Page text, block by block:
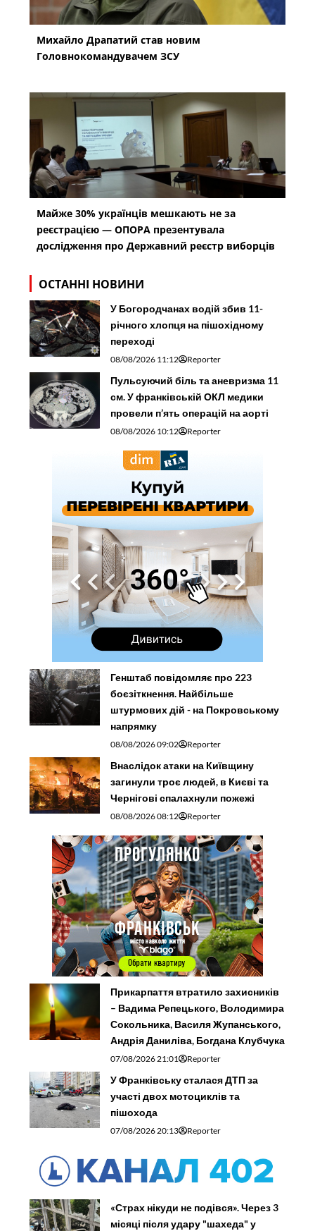
Михайло Драпатий став новим
Головнокомандувачем ЗСУ
Майже 30% українців мешкають не за
реєстрацією — ОПОРА презентувала
дослідження про Державний реєстр виборців
ОСТАННІ НОВИНИ
У Богородчанах водій збив 11-
річного хлопця на пішохідному
переході
08/08/2026 11:12 Reporter
Пульсуючий біль та аневризма 11
см. У франківській ОКЛ медики
провели п’ять операцій на аорті
08/08/2026 10:12 Reporter
Генштаб повідомляє про 223
боєзіткнення. Найбільше
штурмових дій - на Покровському
напрямку
08/08/2026 09:02 Reporter
Внаслідок атаки на Київщину
загинули троє людей, в Києві та
Чернігові спалахнули пожежі
08/08/2026 08:12 Reporter
Прикарпаття втратило захисників
– Вадима Репецького, Володимира
Сокольника, Василя Жупанського,
Андрія Даниліва, Богдана Клубчука
07/08/2026 21:01 Reporter
У Франківську сталася ДТП за
участі двох мотоциклів та
пішохода
07/08/2026 20:13 Reporter
«Страх нікуди не подівся». Через 3
місяці після удару "шахеда" у